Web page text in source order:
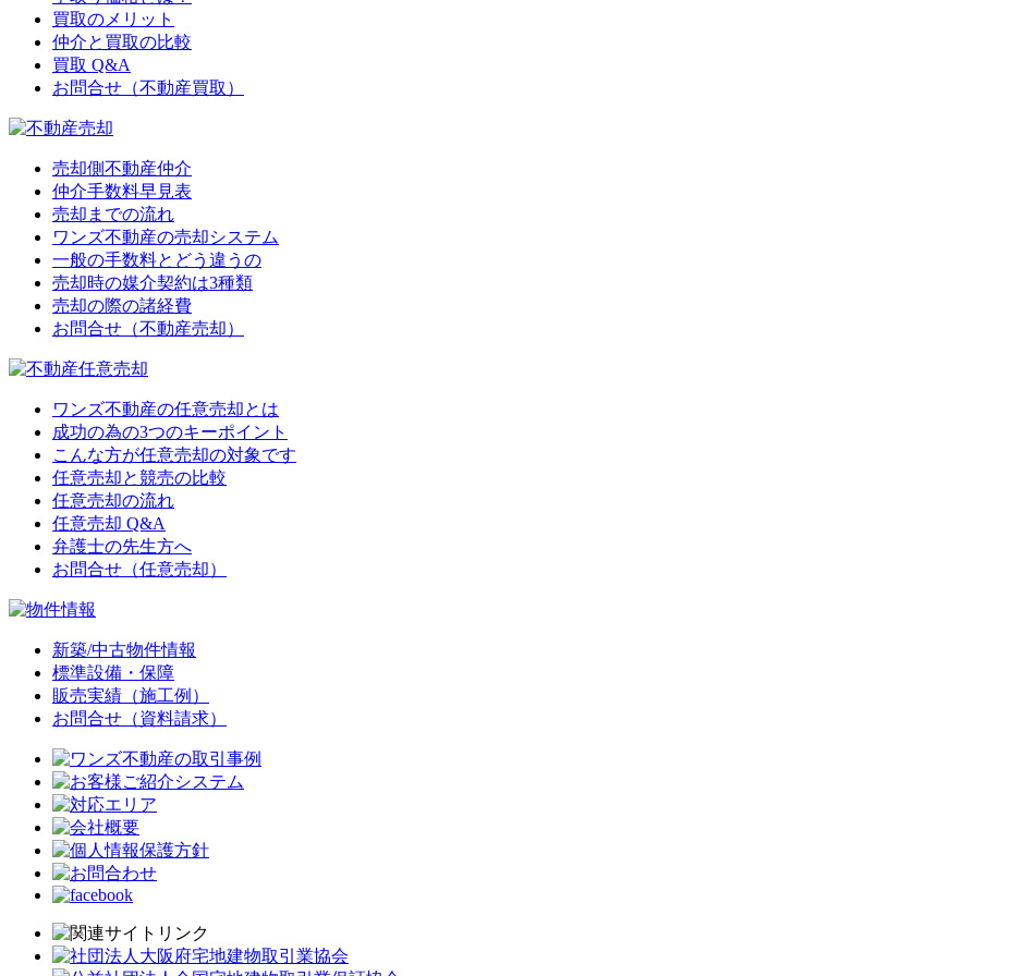
買取のメリット
仲介と買取の比較
買取 Q&A
お問合せ（不動産買取）
売却側不動産仲介
仲介手数料早見表
売却までの流れ
ワンズ不動産の売却システム
一般の手数料とどう違うの
売却時の媒介契約は3種類
売却の際の諸経費
お問合せ（不動産売却）
ワンズ不動産の任意売却とは
成功の為の3つのキーポイント
こんな方が任意売却の対象です
任意売却と競売の比較
任意売却の流れ
任意売却 Q&A
弁護士の先生方へ
お問合せ（任意売却）
新築/中古物件情報
標準設備・保障
販売実績（施工例）
お問合せ（資料請求）